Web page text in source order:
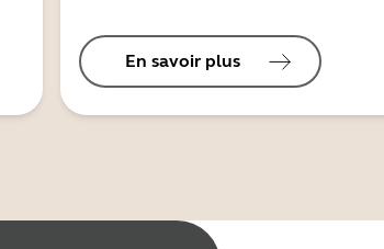
En savoir plus